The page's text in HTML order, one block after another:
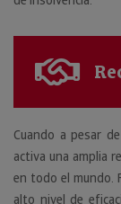
Cuando a pesar
activa una amplia
en todo el mundo.
alto nivel de